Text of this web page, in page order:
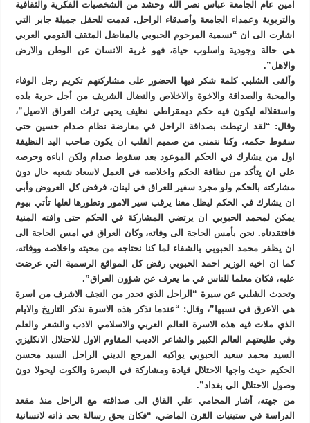
امين عام الجامعة عباس نصر الله وحشد من الشخصيات الفكرية والثقافية
والتربوية وعمداء الجامعة وأصدقاء الراحل. قدمت للحفل جميلة جابر التي
اشارت الى ان “تسمية المرحوم الحبوبي بالمناضل المثقف القومي العربي
هي حالة وجودية واسلوب حياة، فهو غربة الانسان عن الوطن والارض
والاهل”.
وألقى الشلبي كلمة شكر فيها الحضور على مشاركتهم تكريم رجل الوفاء
والمحبة والصداقة والاخوة والاخلاص والنضال الشريف من أجل حرية بلده
واستقلاله ليكون فيه حكم ديمقراطي نظيف يحيي تراث العراق الاصيل”،
وقال: “لقد ارتبطت بصداقة الراحل في معارضة نظام صدام حسين حتى
سقوط حكمه، وكنا نتمنى من صميم القلب ان يكون صاحب اليد النظيفة
اول من يشارك في الحكم الموعود بعد سقوط صدام ولكن اباءه وحرصه
على ان يتأكد من نظافة الحكم واخلاصه في العمل لاسعاد شعبه حال دون
مشاركته بالحكم ولو مجرد سفير للعراق في لبنان، فرفض كل العروض وأبى
ان يشارك في الحكم ليظل معنا يرقب سير الامور وتطورها لعلها تأتي بيوم
يمكن لمحمد الحبوبي ان يرتضي المشاركة في الحكم حتى وافته المنية
فافتقدناه. نحن بأمس الحاجة الى وفائه، وكان العراق في امس الحاجة الى
ان يظفر محمد الحبوبي بالشفاء لما كنا نحتاجه من محبته واخلاصه ووفائه،
كما ان اخيه الوزير احمد الحبوبي رفض كل المواقع الرسمية التي عرضت
عليه، فكان معلما للناس في ما يعرف عن شؤون العراق”.
وتحدث الشلبي عن سيرة “الراحل الذي تحدر من النجف الاشرف من اسرة
هي الاعرق في نسبها”، وقال: “عندما نذكر هذه الاسرة نذكر التاريخ والايام
الذي ملات فيه هذه الاسرة العالم العربي والاسلامي الادب والشعر والعلم
وفي طليعتهم العالم الكبير والشاعر الاديب المقاوم الاول للاحتلال الانكليزي
السيد محمد سعيد الحبوبي يواكبه المرجع الديني الراحل السيد محسن
الحكيم حيث واجها الاحتلال قيادة ومشاركة في البصرة والكوت ليحولا دون
وصول الاحتلال الى بغداد”.
من جهته، أشار المحامي علي القاق الى صداقته مع الراحل منذ مقعد
الدراسة في ستينيات القرن الماضي، “فكان بحق رسالة بحد ذاته لانسانية